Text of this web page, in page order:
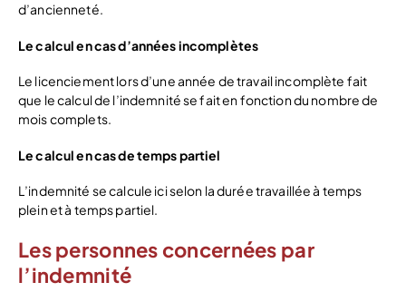
d’ancienneté.
Le calcul en cas d’années incomplètes
Le licenciement lors d’une année de travail incomplète fait
que le calcul de l’indemnité se fait en fonction du nombre de
mois complets.
Le calcul en cas de temps partiel
L’indemnité se calcule ici selon la durée travaillée à temps
plein et à temps partiel.
Les personnes concernées par
l’indemnité